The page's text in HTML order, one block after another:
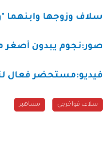
سلاف وزوجها وابنهما
صور:نجوم يبدون أصغر
فيديو:مستحضر فعال
سلاف فواخرجي مشاهير